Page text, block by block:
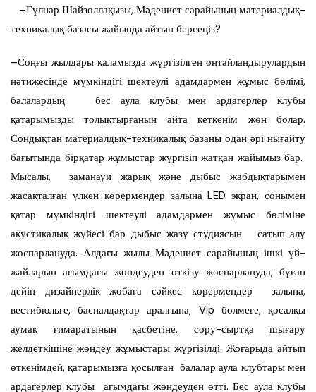
–Гүлнар Шайзоллақызы, Мәдениет сарайының материалдық-
техникалық базасы жайында айтып берсеңіз?
–Соңғы жылдары қаламызда жүргізілген оңтайландырулардың
нәтижесінде мүмкіндігі шектеулі адамдармен жұмыс бөлімі,
балалардың бес аула клубы мен ардагерлер клубы
қатарымызды толықтырғанын айта кеткенім жөн болар.
Сондықтан материалдық-техникалық базаны одан әрі нығайту
бағытында бірқатар жұмыстар жүргізіп жатқан жайымыз бар.
Мысалы, заманауи жарық және дыбыс жабдықтарымен
жасақталған үлкен көрермендер залына LED экран, сонымен
қатар мүмкіндігі шектеулі адамдармен жұмыс бөліміне
акустикалық жүйесі бар дыбыс жазу студиясын сатып алу
жоспарлануда. Алдағы жылы Мәдениет сарайының ішкі үй-
жайларын ағымдағы жөндеуден өткізу жоспарлануда, бұған
дейін дизайнерлік жобаға сәйкес көрермендер залына,
вестибюльге, баспалдақтар аралғына, Vip бөлмеге, қосалқы
аумақ ғимаратының қасбетіне, сору-сыртқа шығару
желдеткішіне жөндеу жұмыстары жүргізілді. Жоғарыда айтып
өткенімдей, қатарымызға қосылған балалар аула клубтары мен
ардагерлер клубы ағымдағы жөндеуден өтті. Бес аула клубы